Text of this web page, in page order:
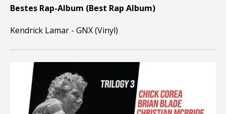
Bestes Rap-Album (Best Rap Album)
Kendrick Lamar - GNX (Vinyl)